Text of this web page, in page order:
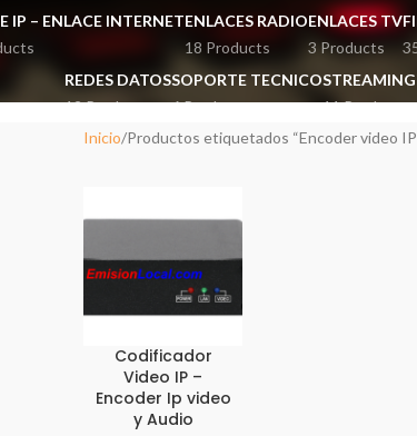
IP – ENLACE INTERNETENLACES RADIO
18 Products
ENLACES TV
3 Products
REDES DATOS
12 Products
SOPORTE TECNICO
6 Products
STREAMING
11 Products
Inicio Productos etiquetados “Encoder video
Codificador
Video IP –
Encoder Ip video
y Audio